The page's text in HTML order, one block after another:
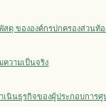
ดุ ขององค์กรปกครองส่วนท้
วามเป็นจริง
เนินธุรกิจของผู้ประกอบการ